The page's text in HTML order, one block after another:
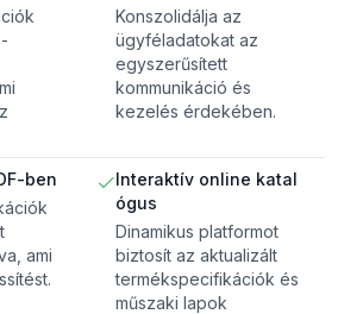
Konszolidálja az
ügyféladatokat az
egyszerűsített
kommunikáció és
kezelés érdekében.
ben
ami
Interaktív online katal
ógus
Dinamikus platformot
biztosít az aktualizált
termékspecifikációk és
műszaki lapok